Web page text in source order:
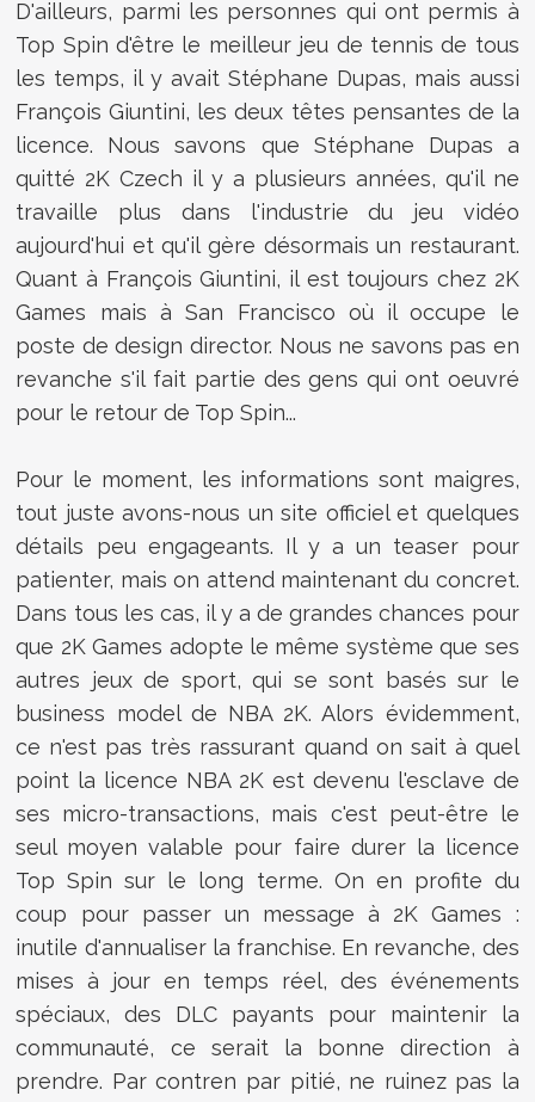
D'ailleurs, parmi les personnes qui ont permis à
Top Spin d'être le meilleur jeu de tennis de tous
les temps, il y avait Stéphane Dupas, mais aussi
François Giuntini, les deux têtes pensantes de la
licence. Nous savons que Stéphane Dupas a
quitté 2K Czech il y a plusieurs années, qu'il ne
travaille plus dans l'industrie du jeu vidéo
aujourd'hui et qu'il gère désormais un restaurant.
Quant à François Giuntini, il est toujours chez 2K
Games mais à San Francisco où il occupe le
poste de design director. Nous ne savons pas en
revanche s'il fait partie des gens qui ont oeuvré
pour le retour de Top Spin...
Pour le moment, les informations sont maigres,
tout juste avons-nous un site officiel et quelques
détails peu engageants. Il y a un teaser pour
patienter, mais on attend maintenant du concret.
Dans tous les cas, il y a de grandes chances pour
que 2K Games adopte le même système que ses
autres jeux de sport, qui se sont basés sur le
business model de NBA 2K. Alors évidemment,
ce n'est pas très rassurant quand on sait à quel
point la licence NBA 2K est devenu l'esclave de
ses micro-transactions, mais c'est peut-être le
seul moyen valable pour faire durer la licence
Top Spin sur le long terme. On en profite du
coup pour passer un message à 2K Games :
inutile d'annualiser la franchise. En revanche, des
mises à jour en temps réel, des événements
spéciaux, des DLC payants pour maintenir la
communauté, ce serait la bonne direction à
prendre. Par contren par pitié, ne ruinez pas la